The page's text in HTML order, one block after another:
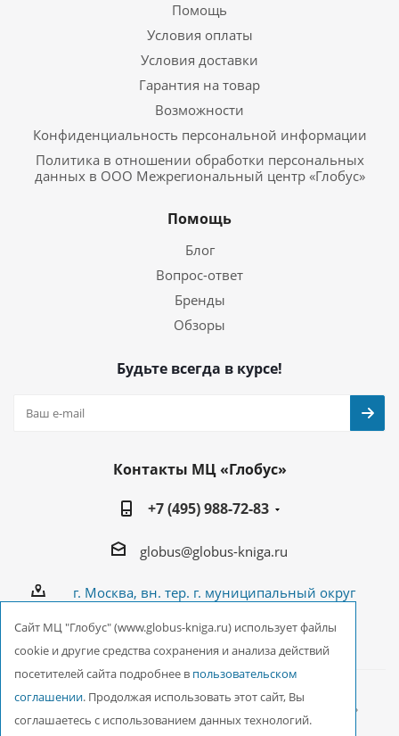
Помощь
Условия оплаты
Условия доставки
Гарантия на товар
Возможности
Конфиденциальность персональной информации
Политика в отношении обработки персональных
данных в ООО Межрегиональный центр «Глобус»
Помощь
Блог
Вопрос-ответ
Бренды
Обзоры
Будьте всегда в курсе!
Контакты МЦ «Глобус»
+7 (495) 988-72-83
globus@globus-kniga.ru
г. Москва, вн. тер. г. муниципальный округ
2026 © ООО Межрегиональный Центр «Глобус»
Cайт МЦ "Глобус" (www.globus-kniga.ru) использует файлы
cookie и другие средства сохранения и анализа действий
посетителей сайта подробнее в пользовательском
соглашении. Продолжая использовать этот сайт, Вы
соглашаетесь с использованием данных технологий.